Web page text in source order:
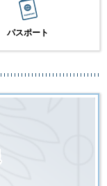
パスポート